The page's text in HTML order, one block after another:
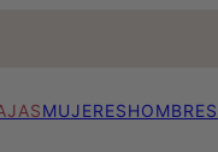
MUJERESHOMBRES